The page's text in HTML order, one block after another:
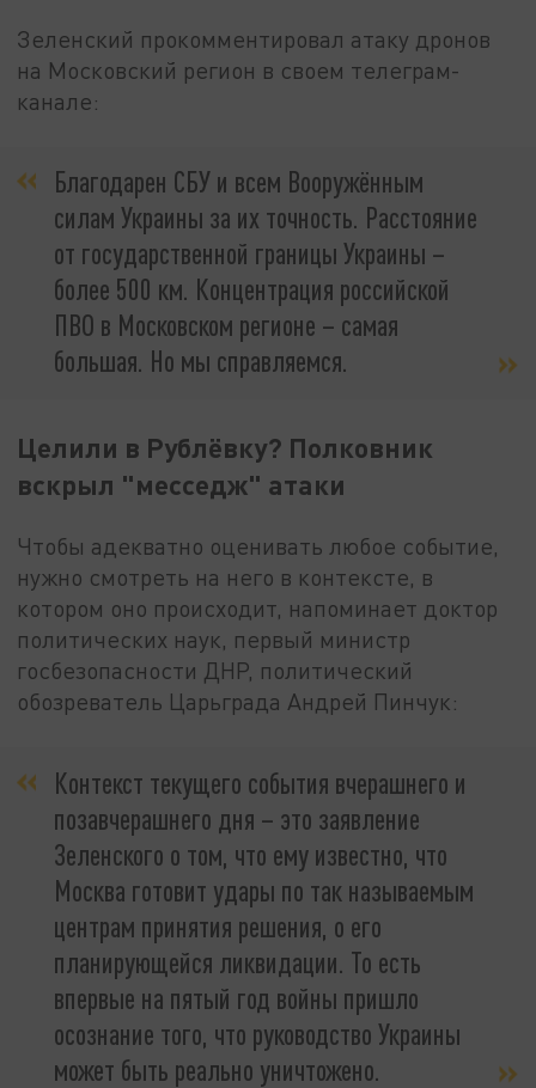
Зеленский прокомментировал атаку дронов
на Московский регион в своем телеграм-
канале:
Благодарен СБУ и всем Вооружённым
силам Украины за их точность. Расстояние
от государственной границы Украины –
более 500 км. Концентрация российской
ПВО в Московском регионе – самая
большая. Но мы справляемся.
Целили в Рублёвку? Полковник
вскрыл "месседж" атаки
Чтобы адекватно оценивать любое событие,
нужно смотреть на него в контексте, в
котором оно происходит, напоминает доктор
политических наук, первый министр
госбезопасности ДНР, политический
обозреватель Царьграда Андрей Пинчук:
Контекст текущего события вчерашнего и
позавчерашнего дня – это заявление
Зеленского о том, что ему известно, что
Москва готовит удары по так называемым
центрам принятия решения, о его
планирующейся ликвидации. То есть
впервые на пятый год войны пришло
осознание того, что руководство Украины
может быть реально уничтожено.